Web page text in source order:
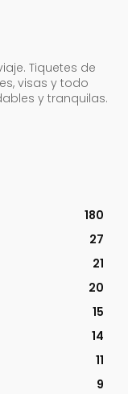
Tiquetes de
visas y todo
y tranquilas.
180
27
21
20
15
14
11
9